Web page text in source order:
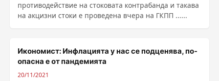
противодействие на стоковата контрабанда и такава
на акцизни стоки е проведена вчера на ГКПП ......
Икономист: Инфлацията у нас се подценява, по-
опасна е от пандемията
20/11/2021